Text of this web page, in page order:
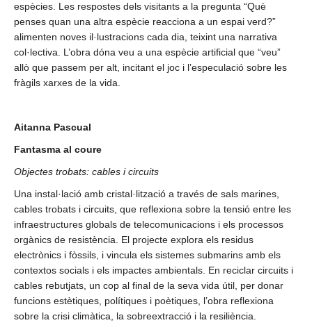
espècies. Les respostes dels visitants a la pregunta “Què
penses quan una altra espècie reacciona a un espai verd?”
alimenten noves il·lustracions cada dia, teixint una narrativa
col·lectiva. L’obra dóna veu a una espècie artificial que “veu”
allò que passem per alt, incitant el joc i l’especulació sobre les
fràgils xarxes de la vida.
Aitanna Pascual
Fantasma al coure
Objectes trobats: cables i circuits
Una instal·lació amb cristal·lització a través de sals marines,
cables trobats i circuits, que reflexiona sobre la tensió entre les
infraestructures globals de telecomunicacions i els processos
orgànics de resistència. El projecte explora els residus
electrònics i fòssils, i vincula els sistemes submarins amb els
contextos socials i els impactes ambientals. En reciclar circuits i
cables rebutjats, un cop al final de la seva vida útil, per donar
funcions estètiques, polítiques i poètiques, l’obra reflexiona
sobre la crisi climàtica, la sobreextracció i la resiliència.